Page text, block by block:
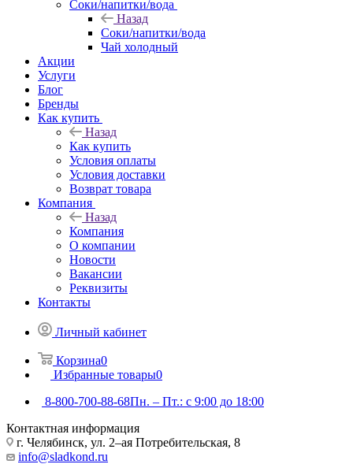
Соки/напитки/вода
Назад
Соки/напитки/вода
Чай холодный
Акции
Услуги
Блог
Бренды
Как купить
Назад
Как купить
Условия оплаты
Условия доставки
Возврат товара
Компания
Назад
Компания
О компании
Новости
Вакансии
Реквизиты
Контакты
Личный кабинет
Корзина0
Избранные товары0
8-800-700-88-68Пн. – Пт.: с 9:00 до 18:00
Контактная информация
г. Челябинск, ул. 2–ая Потребительская, 8
info@sladkond.ru